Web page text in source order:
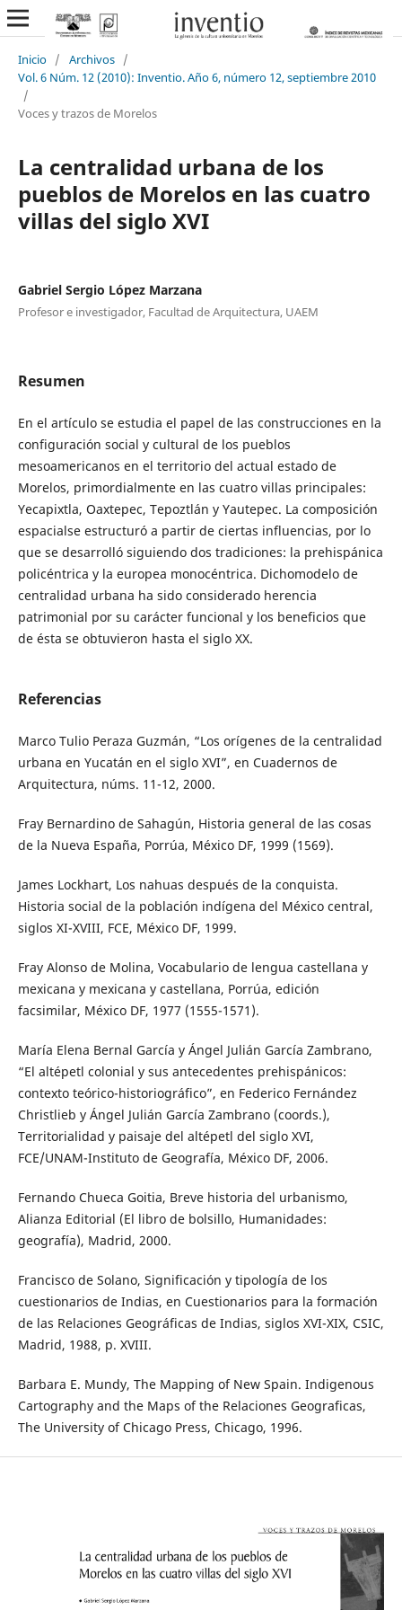
Inicio / Archivos /
Vol. 6 Núm. 12 (2010): Inventio. Año 6, número 12, septiembre 2010
/
Voces y trazos de Morelos
La centralidad urbana de los
pueblos de Morelos en las cuatro
villas del siglo XVI
Gabriel Sergio López Marzana
Profesor e investigador, Facultad de Arquitectura, UAEM
Resumen
En el artículo se estudia el papel de las construcciones en la
configuración social y cultural de los pueblos
mesoamericanos en el territorio del actual estado de
Morelos, primordialmente en las cuatro villas principales:
Yecapixtla, Oaxtepec, Tepoztlán y Yautepec. La composición
espacialse estructuró a partir de ciertas influencias, por lo
que se desarrolló siguiendo dos tradiciones: la prehispánica
policéntrica y la europea monocéntrica. Dichomodelo de
centralidad urbana ha sido considerado herencia
patrimonial por su carácter funcional y los beneficios que
de ésta se obtuvieron hasta el siglo XX.
Referencias
Marco Tulio Peraza Guzmán, “Los orígenes de la centralidad
urbana en Yucatán en el siglo XVI”, en Cuadernos de
Arquitectura, núms. 11-12, 2000.
Fray Bernardino de Sahagún, Historia general de las cosas
de la Nueva España, Porrúa, México DF, 1999 (1569).
James Lockhart, Los nahuas después de la conquista.
Historia social de la población indígena del México central,
siglos XI-XVIII, FCE, México DF, 1999.
Fray Alonso de Molina, Vocabulario de lengua castellana y
mexicana y mexicana y castellana, Porrúa, edición
facsimilar, México DF, 1977 (1555-1571).
María Elena Bernal García y Ángel Julián García Zambrano,
“El altépetl colonial y sus antecedentes prehispánicos:
contexto teórico-historiográfico”, en Federico Fernández
Christlieb y Ángel Julián García Zambrano (coords.),
Territorialidad y paisaje del altépetl del siglo XVI,
FCE/UNAM-Instituto de Geografía, México DF, 2006.
Fernando Chueca Goitia, Breve historia del urbanismo,
Alianza Editorial (El libro de bolsillo, Humanidades:
geografía), Madrid, 2000.
Francisco de Solano, Significación y tipología de los
cuestionarios de Indias, en Cuestionarios para la formación
de las Relaciones Geográficas de Indias, siglos XVI-XIX, CSIC,
Madrid, 1988, p. XVIII.
Barbara E. Mundy, The Mapping of New Spain. Indigenous
Cartography and the Maps of the Relaciones Geograficas,
The University of Chicago Press, Chicago, 1996.